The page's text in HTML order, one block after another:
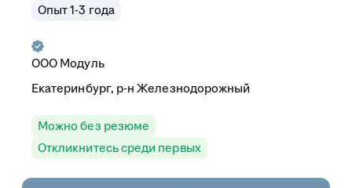
Опыт 1-3 года
ООО Модуль
Екатеринбург, р-н Железнодорожный
Можно без резюме
Откликнитесь среди первых